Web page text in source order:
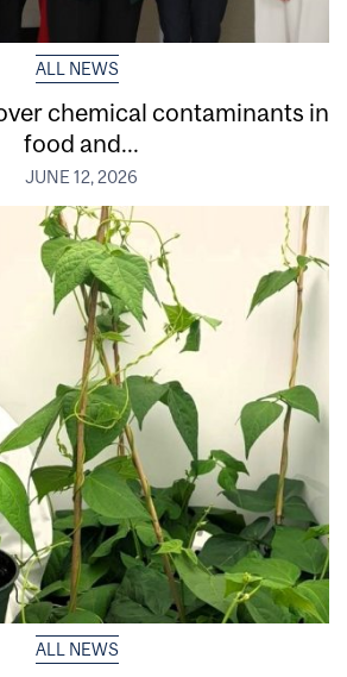
ALL NEWS
chemical contaminants in
food and...
JUNE 12, 2026
ALL NEWS